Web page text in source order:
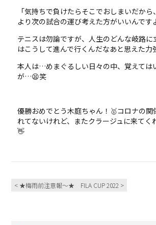
「気持ちで負けたらそこでおしまいだか
より次の試合の運び考えた方がいいんです
テニスは勿論ですが、人生のどんな岐路
はこうして進んで行くんだなあと思えた力
本人は…めまぐるしい日々の中、覚えては
が…😫笑
優勝おめでとう木庭ちゃん！🥇コロナの関
れてないけれど、またクラージュに来てく
👋
< ★梅雨前注意報～★ FILA CUP 2022 >